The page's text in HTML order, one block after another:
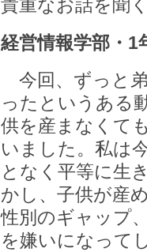
貴重なお話を聞
経営情報学部・1
今回、ずっと
ったというある
供を産まなくて
いました。私は
となく平等に生
かし、子供が産
性別のギャップ
を嫌いになって